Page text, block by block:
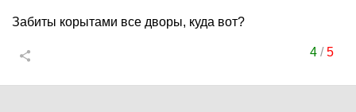
Забиты корытами все дворы, куда вот?
4/5